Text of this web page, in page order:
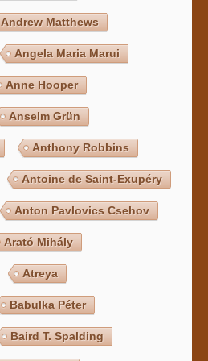
Andrew Matthews
Angela Maria Marui
Anne Hooper
Anselm Grün
Anthony Robbins
Antoine de Saint-Exupéry
Anton Pavlovics Csehov
Arató Mihály
Atreya
Babulka Péter
Baird T. Spalding